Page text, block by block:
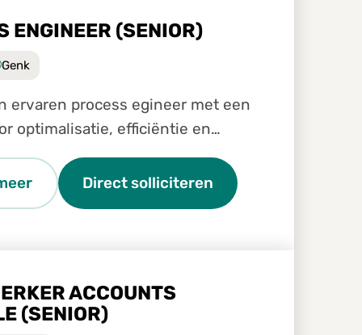
ENGINEER (SENIOR)
Genk
ervaren process egineer met een
optimalisatie, efficiëntie en
Wil je samen met het
een sleutelrol spelen in
verbeteren e
Direct solliciteren
ACCOUNTS
(SENIOR)